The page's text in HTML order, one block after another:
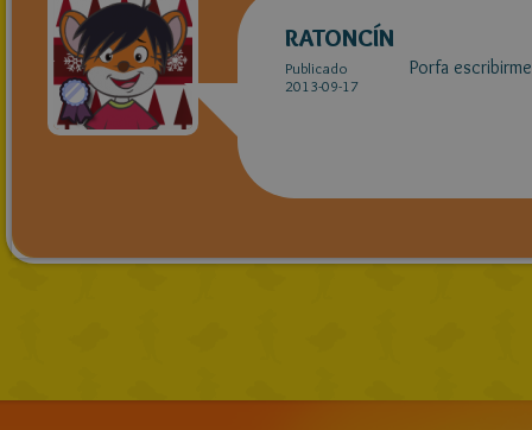
RATONCÍN
Publicado
2013-09-17
Porfa